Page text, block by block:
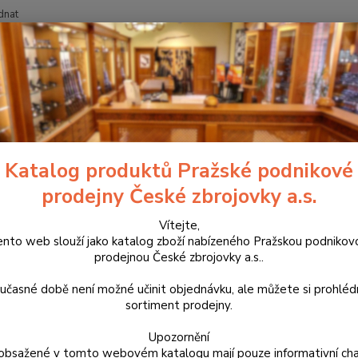
Hledat
kufry na zbraně a batohy Látková pouzdra Pouzdra na
pouzdro na pušku
Délka
Katalog produktů Pražské podnikové
prodejny České zbrojovky a.s.
Vítejte,
web slouží jako katalog zboží nabízeného Pražskou
prodejnou České zbrojovky a.s..
době není možné učinit objednávku, ale můžete si
sortiment prodejny.
Upozornění
v tomto webovém katalogu mají pouze informativní